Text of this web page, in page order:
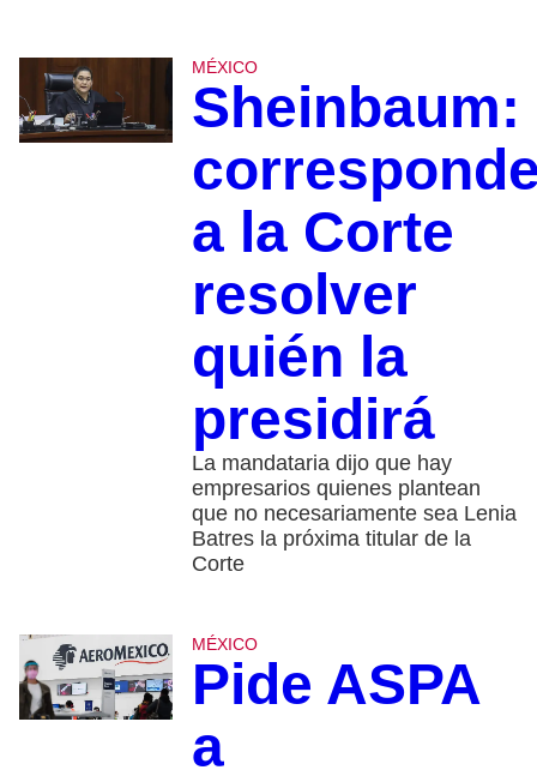
MÉXICO
Sheinbaum:
a la Corte
resolver
quién la
presidirá
La mandataria dijo que hay
empresarios quienes plantean
que no necesariamente sea Lenia
Batres la próxima titular de la
Corte
MÉXICO
Pide ASPA
a